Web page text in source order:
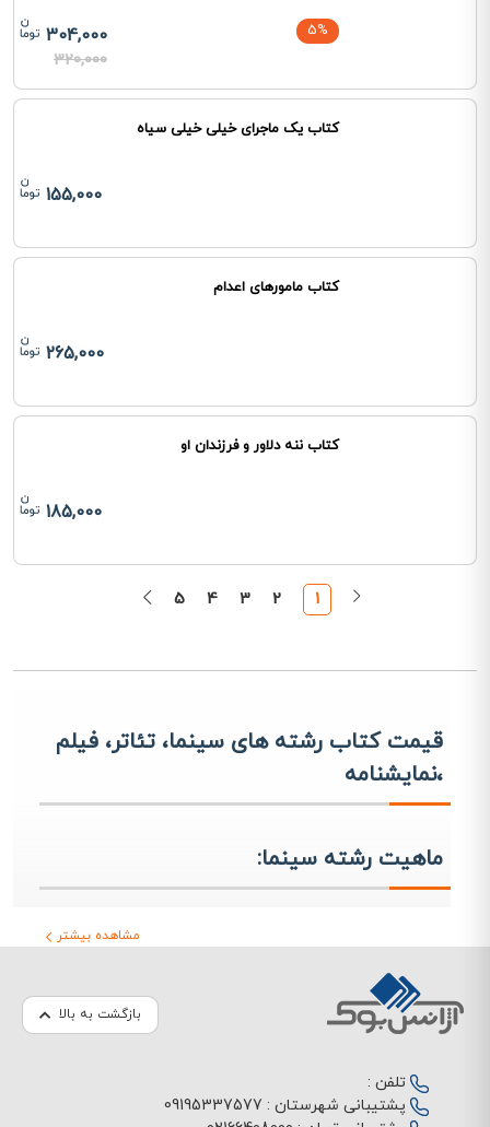
5%
304,000
320,000
کتاب یک ماجرای خیلی خیلی سیاه
155,000
کتاب مامورهای اعدام
265,000
کتاب ننه دلاور و فرزندان او
185,000
1
2
3
4
5
قیمت کتاب رشته های سینما، تئاتر، فیلم
،نمایشنامه
ماهیت رشته سینما:
گسترده و جذاب شناخته می‌شود. دانش‌ آموزانی که به عشق هنر سینما
شرکت در کنکور هنر، به تحصیل در این رشته پرشور بپردازند. در مقایسه با
سایر رشته‌ های هنری که نیازمند آزمون‌ های عملی هستند، رشته سینما
بدون نیاز به مصاحبه یا آزمون عملی و با رویکردی تئوریک و آکادمیک
این رشته به صورت فنی و علمی آموزش داده می‌شود و موارد مطالعاتی
آن از حوزه‌ های مختلفی از علوم انسانی، علوم ارتباطات، و هنرهای مختلف
تشکیل شده است. از جنبه‌ های تکنیکی و علمی، مباحثی مانند فیزیک
مشاهده بیشتر
بازگشت به بالا
تلفن :
پشتیبانی شهرستان : 09195337577